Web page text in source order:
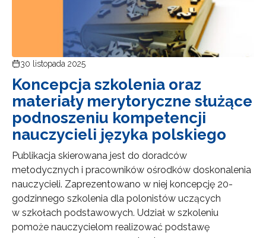
30 listopada 2025
Koncepcja szkolenia oraz
materiały merytoryczne służące
podnoszeniu kompetencji
nauczycieli języka polskiego
Publikacja skierowana jest do doradców
metodycznych i pracowników ośrodków doskonalenia
nauczycieli. Zaprezentowano w niej koncepcję 20-
godzinnego szkolenia dla polonistów uczących
w szkołach podstawowych. Udział w szkoleniu
pomoże nauczycielom realizować podstawę